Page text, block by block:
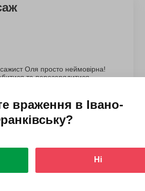
Оля просто неймовірна!
та перезарядитися.
враження в Івано-
?
Ні